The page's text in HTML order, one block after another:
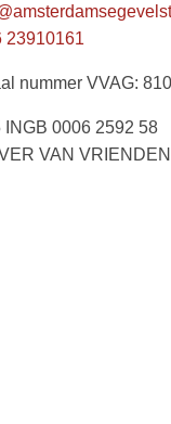
23910161
nummer VVAG:
INGB 0006 2592 58
VAN